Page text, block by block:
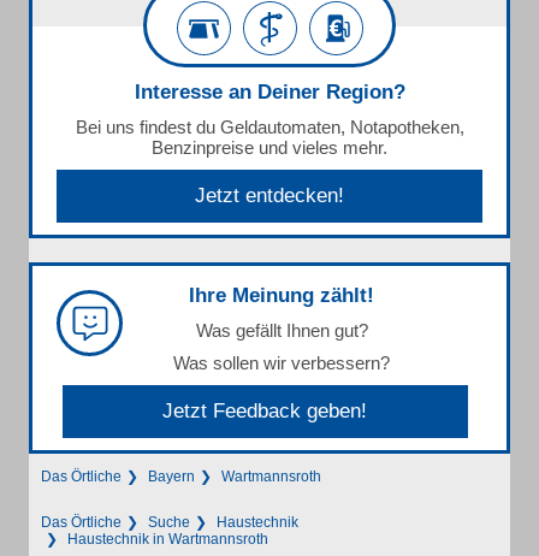
Interesse an Deiner Region?
Bei uns findest du Geldautomaten, Notapotheken,
Benzinpreise und vieles mehr.
Jetzt entdecken!
Ihre Meinung zählt!
Was gefällt Ihnen gut?
Was sollen wir verbessern?
Jetzt Feedback geben!
Das Örtliche Bayern Wartmannsroth
Das Örtliche Suche
Haustechnik
Haustechnik in Wartmannsroth